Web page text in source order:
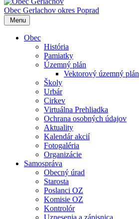
Obec Gerlachov okres Poprad
Menu
Obec
História
Pamiatky
Územný plán
Vektorový územný plán
Školy
Urbár
Cirkev
Virtuálna Prehliadka
Ochrana osobných údajov
Aktuality
Kalendár akcií
Fotogaléria
Organizácie
Samospráva
Obecný úrad
Starosta
Poslanci OZ
Komisie OZ
Kontrolór
Uznesenia a zápisnica